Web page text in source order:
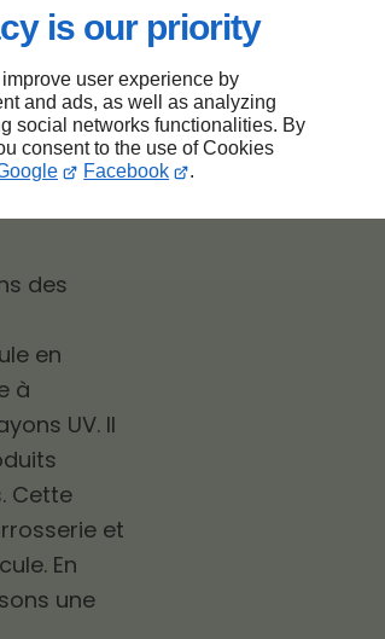
is our priority
user experience by
and ads, as well as analyzing
social networks functionalities. By
consent to the use of Cookies
Facebook .
des
en
à
UV. Il
Cette
et
En
une